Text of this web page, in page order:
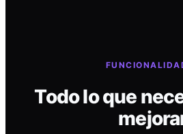
Todo lo que